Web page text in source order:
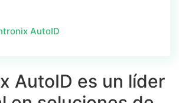
AutoID
AutoID es un líder